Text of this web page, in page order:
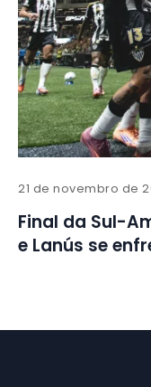
21 de novembro de
Final da Sul-
e Lanús se